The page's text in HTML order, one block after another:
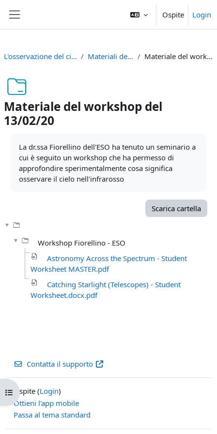
Ospite Login
Apri indice del corso
L'osservazione del cielo in banda radio Materiali del PCTO - 2020 Materiale del workshop del 13/02/20
Materiale del workshop del
13/02/20
La dr.ssa Fiorellino dell'ESO ha tenuto un seminario a
cui è seguito un workshop che ha permesso di
approfondire sperimentalmente cosa significa
osservare il cielo nell'infrarosso
Scarica cartella
Workshop Fiorellino - ESO
Astronomy Across the Spectrum - Student
Worksheet MASTER.pdf
Catching Starlight (Telescopes) - Student
Worksheet.docx.pdf
Contatta il supporto
Ospite (Login)
Ottieni l'app mobile
Passa al tema standard